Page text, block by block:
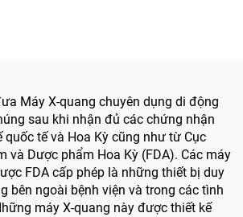
Máy X-quang chuyên dụng di động
sau khi nhận đủ các chứng nhận
quốc tế và Hoa Kỳ cũng như từ Cục
và Dược phẩm Hoa Kỳ (FDA). Các máy
FDA cấp phép là những thiết bị duy
bên ngoài bệnh viện và trong các tình
máy X-quang này được thiết kế